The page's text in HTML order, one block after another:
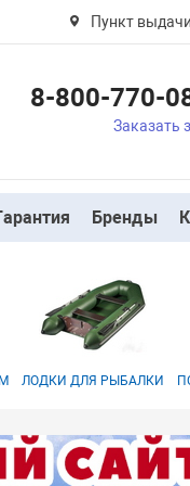
Пункт
8-800-770-
Заказать
Бренды
ЛОДКИ ДЛЯ РЫБАЛКИ